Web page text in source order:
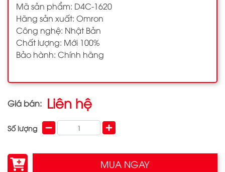
Mã sản phẩm: D4C-1620
Hãng sản xuất: Omron
Công nghệ: Nhật Bản
Chất lượng: Mới 100%
Bảo hành: Chính hãng
Giá bán: Liên hệ
Số lượng
MUA NGAY